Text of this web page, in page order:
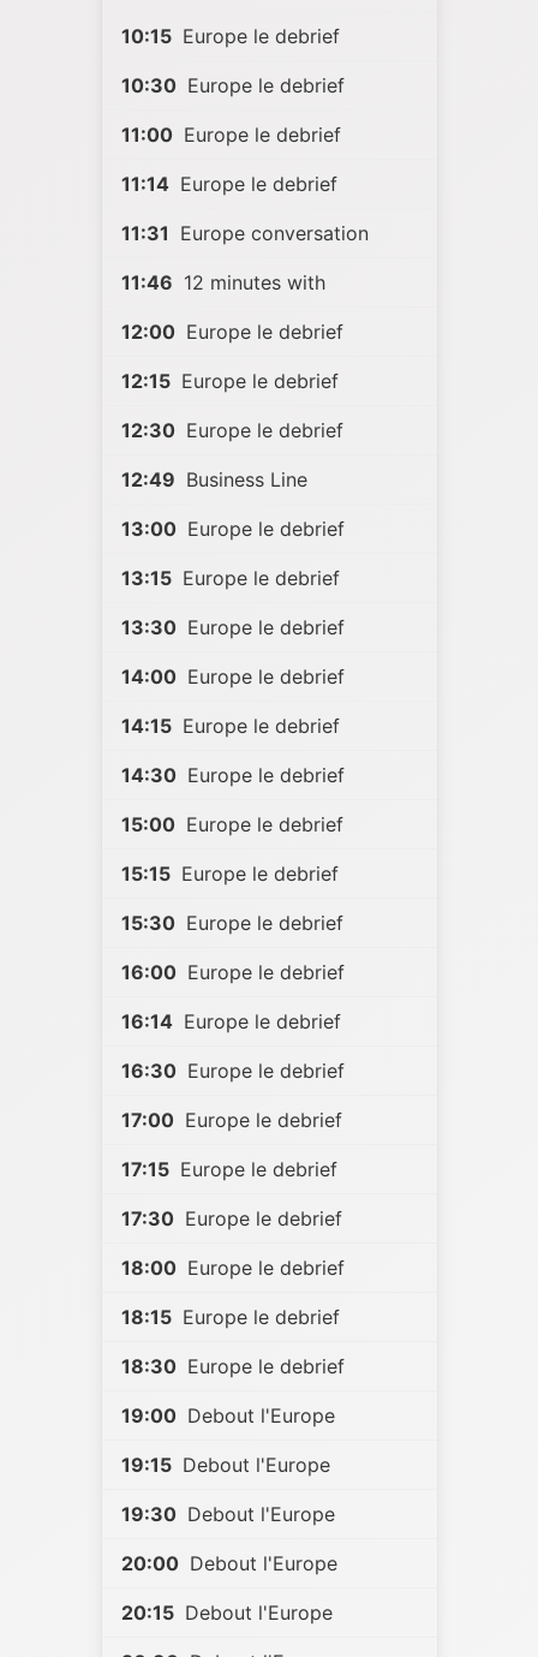
10:15 Europe le debrief
10:30 Europe le debrief
11:00 Europe le debrief
11:14 Europe le debrief
11:31 Europe conversation
11:46 12 minutes with
12:00 Europe le debrief
12:15 Europe le debrief
12:30 Europe le debrief
12:49 Business Line
13:00 Europe le debrief
13:15 Europe le debrief
13:30 Europe le debrief
14:00 Europe le debrief
14:15 Europe le debrief
14:30 Europe le debrief
15:00 Europe le debrief
15:15 Europe le debrief
15:30 Europe le debrief
16:00 Europe le debrief
16:14 Europe le debrief
16:30 Europe le debrief
17:00 Europe le debrief
17:15 Europe le debrief
17:30 Europe le debrief
18:00 Europe le debrief
18:15 Europe le debrief
18:30 Europe le debrief
19:00 Debout l'Europe
19:15 Debout l'Europe
19:30 Debout l'Europe
20:00 Debout l'Europe
20:15 Debout l'Europe